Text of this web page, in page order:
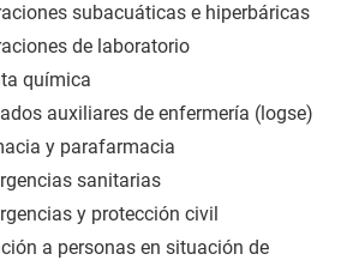
subacuáticas e hiperbáricas
de laboratorio
química
auxiliares de enfermería (logse)
y parafarmacia
sanitarias
y protección civil
a personas en situación de